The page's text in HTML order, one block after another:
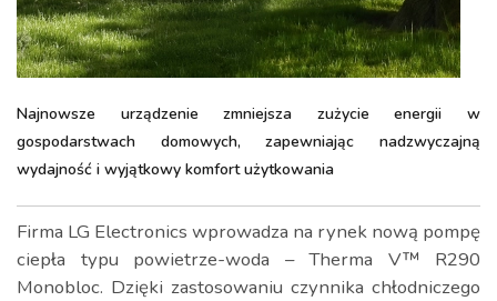
Najnowsze urządzenie zmniejsza zużycie energii w
gospodarstwach domowych, zapewniając nadzwyczajną
wydajność i wyjątkowy komfort użytkowania
Firma LG Electronics wprowadza na rynek nową pompę
ciepła typu powietrze-woda – Therma V™ R290
Monobloc. Dzięki zastosowaniu czynnika chłodniczego